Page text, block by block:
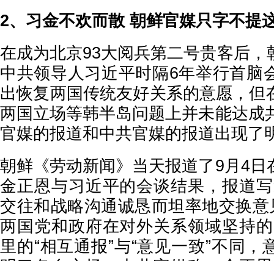
2、习金不欢而散 朝鲜官媒只字不提
在成为北京93大阅兵第二号贵客后，
中共领导人习近平时隔6年举行首脑
出恢复两国传统友好关系的意愿，但
两国立场等韩半岛问题上并未能达成
官媒的报道和中共官媒的报道出现了
朝鲜《劳动新闻》当天报道了9月4日
金正恩与习近平的会谈结果，报道
交往和战略沟通诚恳而坦率地交换意
两国党和政府在对外关系领域坚持
里的“相互通报”与“意见一致”不同